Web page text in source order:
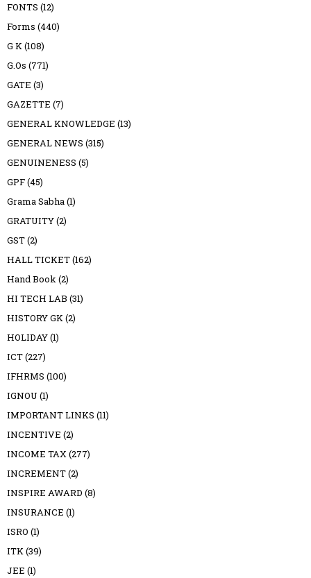
FONTS (12)
Forms (440)
G K(108)
G.Os (771)
GATE (3)
GAZETTE (7)
GENERAL KNOWLEDGE (13)
GENERAL NEWS (315)
GENUINENESS (5)
GPF(45)
Grama Sabha(1)
GRATUITY(2)
GST(2)
HALL TICKET(162)
Hand Book(2)
HI TECH LAB (31)
HISTORY GK(2)
HOLIDAY(1)
ICT(227)
IFHRMS (100)
IGNOU (1)
IMPORTANT LINKS (11)
INCENTIVE (2)
INCOME TAX(277)
INCREMENT(2)
INSPIRE AWARD (8)
INSURANCE (1)
ISRO (1)
ITK(39)
JEE (1)